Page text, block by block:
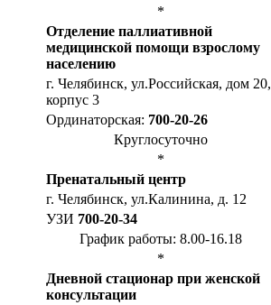
*
Отделение паллиативной
медицинской помощи взрослому
населению
г. Челябинск, ул.Российская, дом 20,
корпус 3
Ординаторская: 700-20-26
Круглосуточно
*
Пренатальный центр
г. Челябинск, ул.Калинина, д. 12
УЗИ 700-20-34
График работы: 8.00-16.18
*
Дневной стационар при женской
консультации